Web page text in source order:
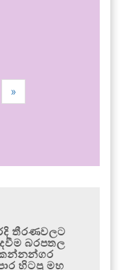
»
තීරණවලට
බරපතල
කන්නන්ගර
හිටපු මහ